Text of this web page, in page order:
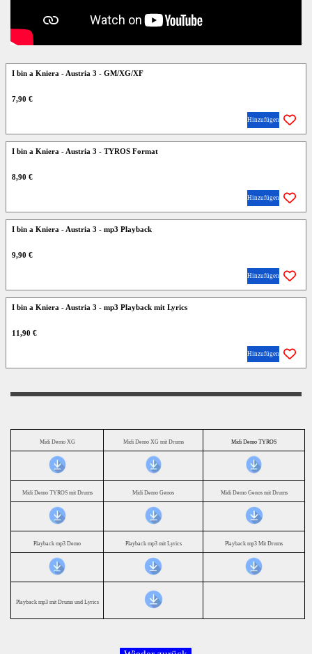
I bin a Kniera - Austria 3 - GM/XG/XF
7,90 €
Hinzufügen
I bin a Kniera - Austria 3 - TYROS Format
8,90 €
Hinzufügen
I bin a Kniera - Austria 3 - mp3 Playback
9,90 €
Hinzufügen
I bin a Kniera - Austria 3 - mp3 Playback mit Lyrics
11,90 €
Hinzufügen
Midi Demo XG Midi Demo XG mit Drums Midi Demo TYROS
Midi Demo TYROS mit Drums Midi Demo Genos Midi Demo Genos mit Drums
Playback mp3 Demo Playback mp3 mit Lyrics Playback mp3 Mit Drums
Playback mp3 mit Drums und Lyrics